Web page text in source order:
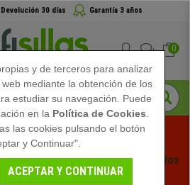
Devolución 30 días Garantía 3 años
0
de Verano en Ofisillas! Descuentos
Limitado - Ver Promo
y de terceros para analizar
mediante la obtención de los
estudiar su navegación. Puede
en la Política de Cookies
las cookies pulsando el botón
y Continuar".
ACEPTAR Y CONTINUAR